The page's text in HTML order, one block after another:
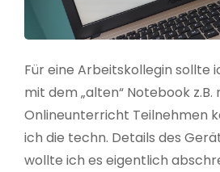
Für eine Arbeitskollegin sollte
mit dem „alten“ Notebook z.B.
Onlineunterricht Teilnehmen
ich die techn. Details des
wollte ich es eigentlich